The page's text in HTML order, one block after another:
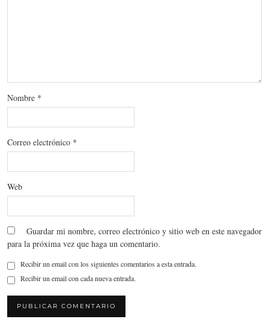
Nombre *
Correo electrónico *
Web
Guardar mi nombre, correo electrónico y sitio web en este navegador
para la próxima vez que haga un comentario.
Recibir un email con los siguientes comentarios a esta entrada.
Recibir un email con cada nueva entrada.